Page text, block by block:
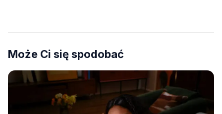
Może Ci się spodobać